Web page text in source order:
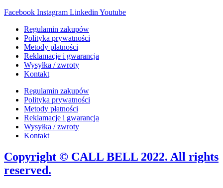
Facebook Instagram Linkedin Youtube
Regulamin zakupów
Polityka prywatności
Metody płatności
Reklamacje i gwarancja
Wysyłka / zwroty
Kontakt
Regulamin zakupów
Polityka prywatności
Metody płatności
Reklamacje i gwarancja
Wysyłka / zwroty
Kontakt
Copyright © CALL BELL 2022. All rights
reserved.